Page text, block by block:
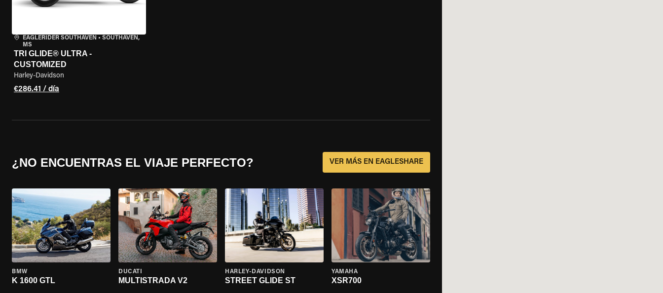
EAGLERIDER SOUTHAVEN • SOUTHAVEN,
MS
TRI GLIDE® ULTRA -
CUSTOMIZED
Harley-Davidson
€286.41 / día
¿NO ENCUENTRAS EL VIAJE PERFECTO? VER MÁS EN EAGLESHARE
BMW
K 1600 GTL
DUCATI
MULTISTRADA V2
HARLEY-DAVIDSON
STREET GLIDE ST
YAMAHA
XSR700